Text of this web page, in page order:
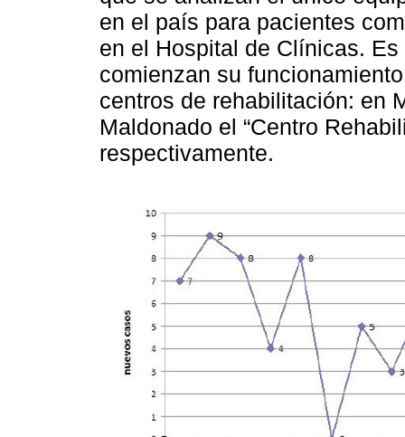
en el país para pacientes
en el Hospital de Clínicas.
comienzan su
centros de rehabilitación: en
Maldonado el “Centro
respectivamente.